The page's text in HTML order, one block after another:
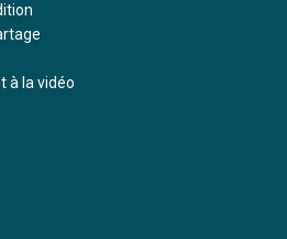
à la vidéo